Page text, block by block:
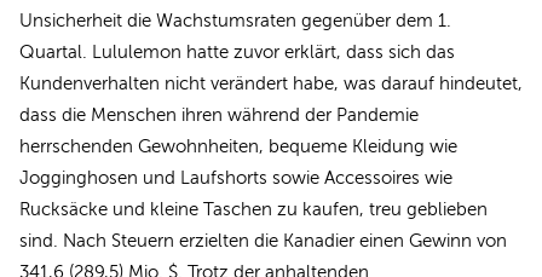
Unsicherheit die Wachstumsraten gegenüber dem 1.
Quartal. Lululemon hatte zuvor erklärt, dass sich das
Kundenverhalten nicht verändert habe, was darauf hindeutet,
dass die Menschen ihren während der Pandemie
herrschenden Gewohnheiten, bequeme Kleidung wie
Jogginghosen und Laufshorts sowie Accessoires wie
Rucksäcke und kleine Taschen zu kaufen, treu geblieben
sind. Nach Steuern erzielten die Kanadier einen Gewinn von
341,6 (289,5) Mio. $. Trotz der anhaltenden